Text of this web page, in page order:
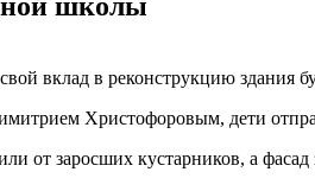
вклад в реконструкцию здания
Христофоровым, дети
от заросших кустарников, а